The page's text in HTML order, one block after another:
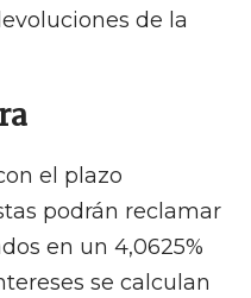
de la
el plazo
podrán reclamar
en un 4,0625%
se calculan